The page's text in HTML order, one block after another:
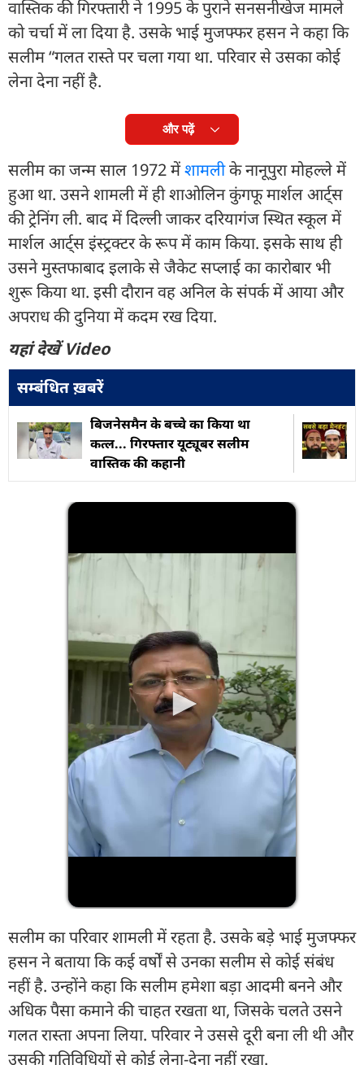
वास्तिक की गिरफ्तारी ने 1995 के पुराने सनसनीखेज मामले
को चर्चा में ला दिया है. उसके भाई मुजफ्फर हसन ने कहा कि
सलीम “गलत रास्ते पर चला गया था. परिवार से उसका कोई
लेना देना नहीं है.
और पढ़ें
सलीम का जन्म साल 1972 मेंशामलीके नानूपुरा मोहल्ले में
हुआ था. उसने शामली में ही शाओलिन कुंगफू मार्शल आर्ट्स
की ट्रेनिंग ली. बाद में दिल्ली जाकर दरियागंज स्थित स्कूल में
मार्शल आर्ट्स इंस्ट्रक्टर के रूप में काम किया. इसके साथ ही
उसने मुस्तफाबाद इलाके से जैकेट सप्लाई का कारोबार भी
शुरू किया था. इसी दौरान वह अनिल के संपर्क में आया और
अपराध की दुनिया में कदम रख दिया.
यहां देखें Video
सम्बंधित ख़बरें
बिजनेसमैन के बच्चे का किया था
कत्ल... गिरफ्तार यूट्यूबर सलीम
वास्तिक की कहानी
सलीम का परिवार शामली में रहता है. उसके बड़े भाई मुजफ्फर
हसन ने बताया कि कई वर्षों से उनका सलीम से कोई संबंध
नहीं है. उन्होंने कहा कि सलीम हमेशा बड़ा आदमी बनने और
अधिक पैसा कमाने की चाहत रखता था, जिसके चलते उसने
गलत रास्ता अपना लिया. परिवार ने उससे दूरी बना ली थी और
उसकी गतिविधियों से कोई लेना-देना नहीं रखा.